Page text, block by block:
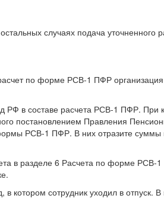
случаях подача уточненного
по форме РСВ-1 ПФР
РФ в составе расчета РСВ-1 ПФР. При
постановлением Правления
РСВ-1 ПФР. В них отразите суммы
в разделе 6 Расчета по форме РСВ-1
котором сотрудник уходил в отпуск.